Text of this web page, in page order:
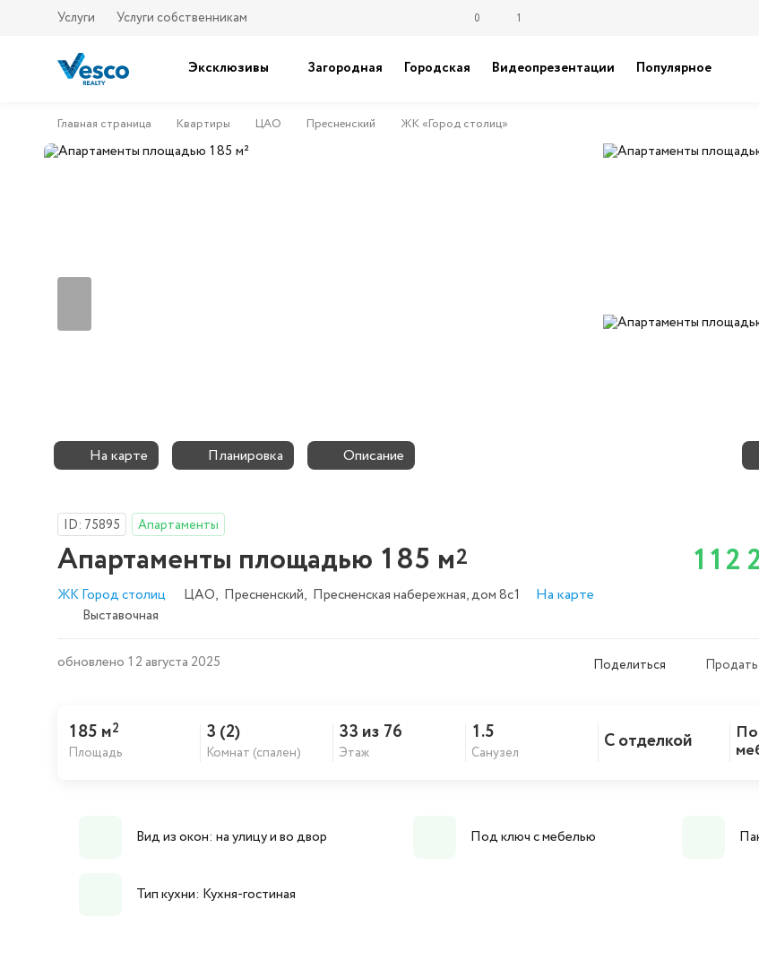
Услуги Услуги собственникам 0 1
Эксклюзивы Загородная Городская Видеопрезентации Популярное
Главная страница Квартиры ЦАО Пресненский ЖК «Город столиц»
На карте Планировка Описание
ID: 75895 Апартаменты
Апартаменты площадью 185 м2 112
ЖК Город столиц ЦАО, Пресненский, Пресненская набережная, дом 8c1 На карте
Выставочная
обновлено 12 августа 2025 Поделиться
Скопировать ссылку
185 м2
Площадь
3 (2)
Комнат (спален)
33 из 76
Этаж
1.5
Санузел С отделкой
Вид из окон: на улицу и во двор Под ключ с мебелью
Тип кухни: Кухня-гостиная